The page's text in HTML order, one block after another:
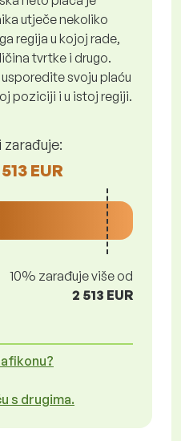
utječe nekoliko
regija u kojoj rade,
tvrtke i drugo.
svoju plaću
poziciji i u istoj regiji.
EUR
10% zarađuje više od
2 513 EUR
s drugima.